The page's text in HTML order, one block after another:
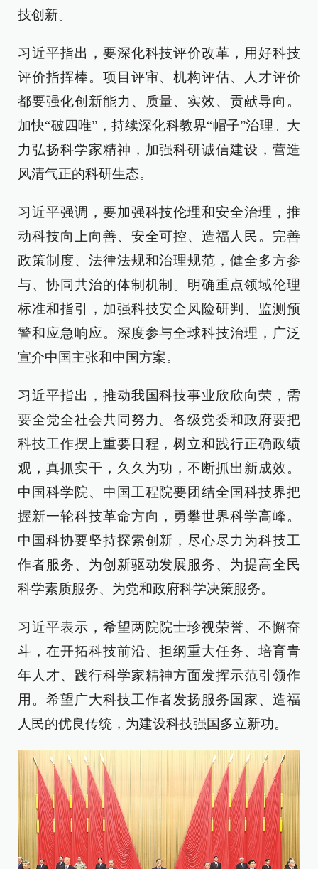
技创新。
习近平指出，要深化科技评价改革，用好科技
评价指挥棒。项目评审、机构评估、人才评价
都要强化创新能力、质量、实效、贡献导向。
加快“破四唯”，持续深化科教界“帽子”治理。大
力弘扬科学家精神，加强科研诚信建设，营造
风清气正的科研生态。
习近平强调，要加强科技伦理和安全治理，推
动科技向上向善、安全可控、造福人民。完善
政策制度、法律法规和治理规范，健全多方参
与、协同共治的体制机制。明确重点领域伦理
标准和指引，加强科技安全风险研判、监测预
警和应急响应。深度参与全球科技治理，广泛
宣介中国主张和中国方案。
习近平指出，推动我国科技事业欣欣向荣，需
要全党全社会共同努力。各级党委和政府要把
科技工作摆上重要日程，树立和践行正确政绩
观，真抓实干，久久为功，不断抓出新成效。
中国科学院、中国工程院要团结全国科技界把
握新一轮科技革命方向，勇攀世界科学高峰。
中国科协要坚持探索创新，尽心尽力为科技工
作者服务、为创新驱动发展服务、为提高全民
科学素质服务、为党和政府科学决策服务。
习近平表示，希望两院院士珍视荣誉、不懈奋
斗，在开拓科技前沿、担纲重大任务、培育青
年人才、践行科学家精神方面发挥示范引领作
用。希望广大科技工作者发扬服务国家、造福
人民的优良传统，为建设科技强国多立新功。